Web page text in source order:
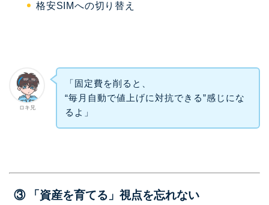
格安SIMへの切り替え
ロキ兄
「固定費を削ると、
“毎月自動で値上げに対抗できる”感じにな
るよ」
③ 「資産を育てる」視点を忘れない